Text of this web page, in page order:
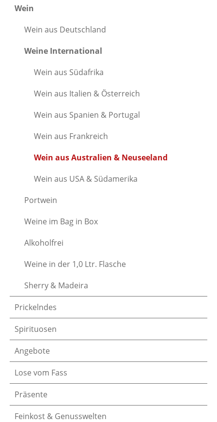
Wein
Wein aus Deutschland
Weine International
Wein aus Südafrika
Wein aus Italien & Österreich
Wein aus Spanien & Portugal
Wein aus Frankreich
Wein aus Australien & Neuseeland
Wein aus USA & Südamerika
Portwein
Weine im Bag in Box
Alkoholfrei
Weine in der 1,0 Ltr. Flasche
Sherry & Madeira
Prickelndes
Spirituosen
Angebote
Lose vom Fass
Präsente
Feinkost & Genusswelten